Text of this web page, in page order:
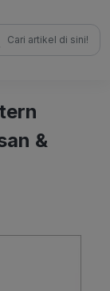
&